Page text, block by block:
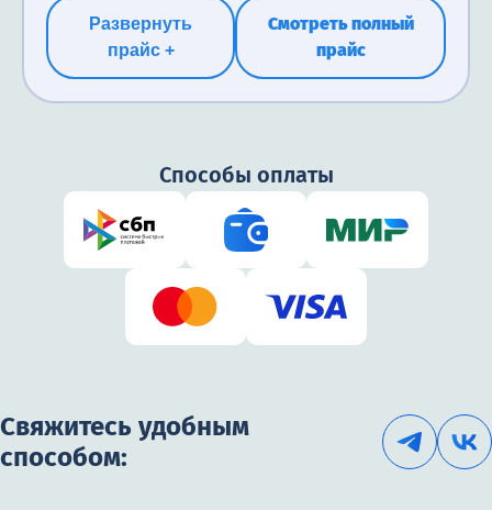
Развернуть
прайс +
Смотреть полный
прайс
Способы оплаты
Свяжитесь удобным
способом: